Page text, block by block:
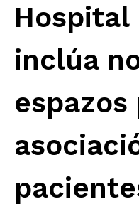
Hospital
inclúa
espazos